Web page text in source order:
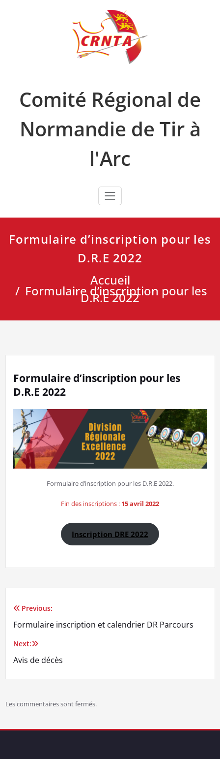
Comité Régional de
Normandie de Tir à
l'Arc
Formulaire d’inscription pour les
D.R.E 2022
Accueil
Formulaire d’inscription pour les
D.R.E 2022
Formulaire d’inscription pour les
D.R.E 2022
Formulaire d’inscription pour les D.R.E 2022.
Fin des inscriptions : 15 avril 2022
Inscription DRE 2022
Navigation
de
l’article
Previous:
Formulaire inscription et calendrier DR Parcours
Next:
Avis de décès
Les commentaires sont fermés.